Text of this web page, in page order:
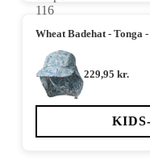
Wheat Badehat - Tonga
229,95 kr.